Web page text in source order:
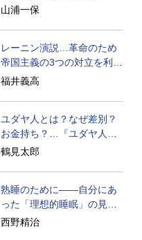
とは
山浦一保
レーニン演説…革命のため
帝国主義の3つの対立を利用
せよ
福井義高
ユダヤ人とは？なぜ差別？
お金持ち？…『ユダヤ人の
歴史』に学ぶ
鶴見太郎
熟睡のために――自分にあ
った「理想的睡眠」の見つ
け方
西野精治